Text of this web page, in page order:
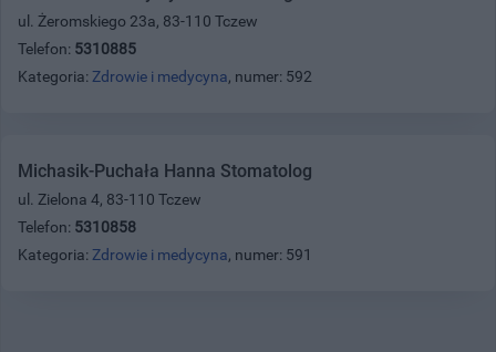
ul. Żeromskiego 23a, 83-110 Tczew
Telefon: 5310885
Kategoria: Zdrowie i medycyna, numer: 592
Michasik-Puchała Hanna Stomatolog
ul. Zielona 4, 83-110 Tczew
Telefon: 5310858
Kategoria: Zdrowie i medycyna, numer: 591